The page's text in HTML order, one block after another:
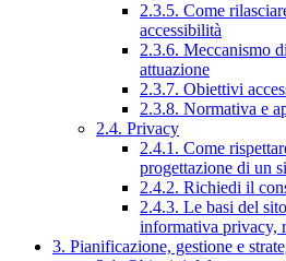
2.3.5. Come
accessibilità
2.3.6. Meccanismo
attuazione
2.3.7. Obiettivi
2.3.8. Normativa e
2.4. Privacy
2.4.1. Come
progettazione di un
2.4.2. Richiedi il
2.4.3. Le basi del
informativa privacy,
3. Pianificazione, gestione e